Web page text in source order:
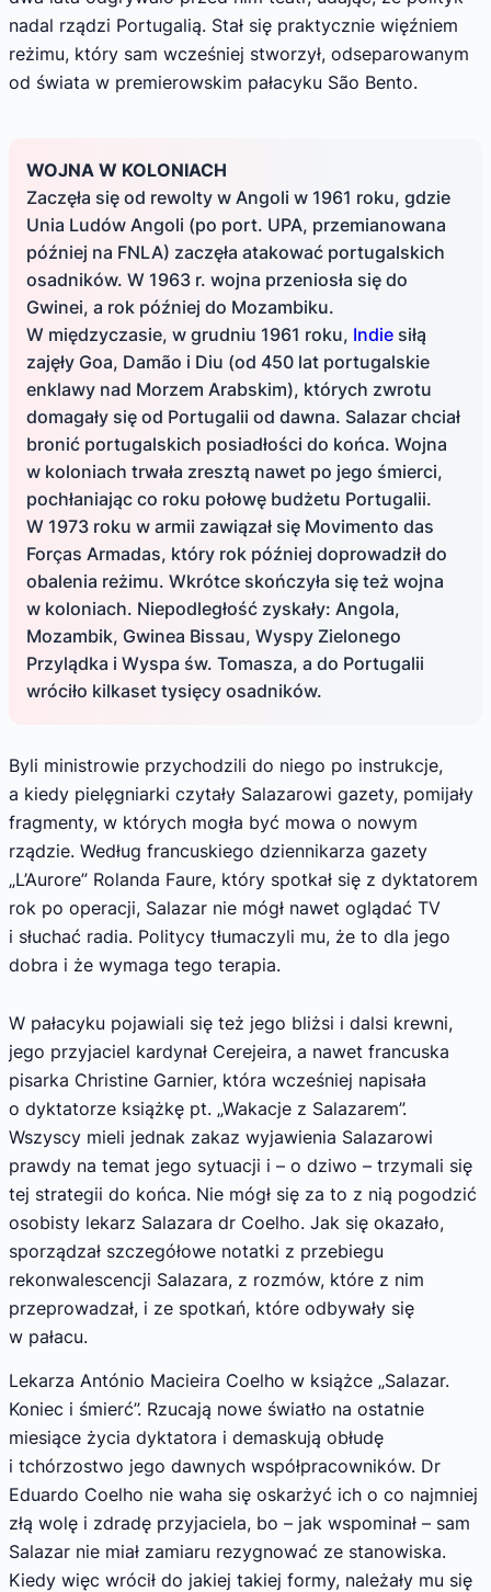
nadal rządzi Portugalią. Stał się praktycznie więźniem
reżimu, który sam wcześniej stworzył, odseparowanym
od świata w premierowskim pałacyku São Bento.
WOJNA W KOLONIACH
Zaczęła się od rewolty w Angoli w 1961 roku, gdzie
Unia Ludów Angoli (po port. UPA, przemianowana
później na FNLA) zaczęła atakować portugalskich
osadników. W 1963 r. wojna przeniosła się do
Gwinei, a rok później do Mozambiku.
W międzyczasie, w grudniu 1961 roku, Indie siłą
zajęły Goa, Damão i Diu (od 450 lat portugalskie
enklawy nad Morzem Arabskim), których zwrotu
domagały się od Portugalii od dawna. Salazar chciał
bronić portugalskich posiadłości do końca. Wojna
w koloniach trwała zresztą nawet po jego śmierci,
pochłaniając co roku połowę budżetu Portugalii.
W 1973 roku w armii zawiązał się Movimento das
Forças Armadas, który rok później doprowadził do
obalenia reżimu. Wkrótce skończyła się też wojna
w koloniach. Niepodległość zyskały: Angola,
Mozambik, Gwinea Bissau, Wyspy Zielonego
Przylądka i Wyspa św. Tomasza, a do Portugalii
wróciło kilkaset tysięcy osadników.
Byli ministrowie przychodzili do niego po instrukcje,
a kiedy pielęgniarki czytały Salazarowi gazety, pomijały
fragmenty, w których mogła być mowa o nowym
rządzie. Według francuskiego dziennikarza gazety
„L’Aurore” Rolanda Faure, który spotkał się z dyktatorem
rok po operacji, Salazar nie mógł nawet oglądać TV
i słuchać radia. Politycy tłumaczyli mu, że to dla jego
dobra i że wymaga tego terapia.
W pałacyku pojawiali się też jego bliżsi i dalsi krewni,
jego przyjaciel kardynał Cerejeira, a nawet francuska
pisarka Christine Garnier, która wcześniej napisała
o dyktatorze książkę pt. „Wakacje z Salazarem”.
Wszyscy mieli jednak zakaz wyjawienia Salazarowi
prawdy na temat jego sytuacji i – o dziwo – trzymali się
tej strategii do końca. Nie mógł się za to z nią pogodzić
osobisty lekarz Salazara dr Coelho. Jak się okazało,
sporządzał szczegółowe notatki z przebiegu
rekonwalescencji Salazara, z rozmów, które z nim
przeprowadzał, i ze spotkań, które odbywały się
w pałacu.
Lekarza António Macieira Coelho w książce „Salazar.
Koniec i śmierć”. Rzucają nowe światło na ostatnie
miesiące życia dyktatora i demaskują obłudę
i tchórzostwo jego dawnych współpracowników. Dr
Eduardo Coelho nie waha się oskarżyć ich o co najmniej
złą wolę i zdradę przyjaciela, bo – jak wspominał – sam
Salazar nie miał zamiaru rezygnować ze stanowiska.
Kiedy więc wrócił do jakiej takiej formy, należały mu się